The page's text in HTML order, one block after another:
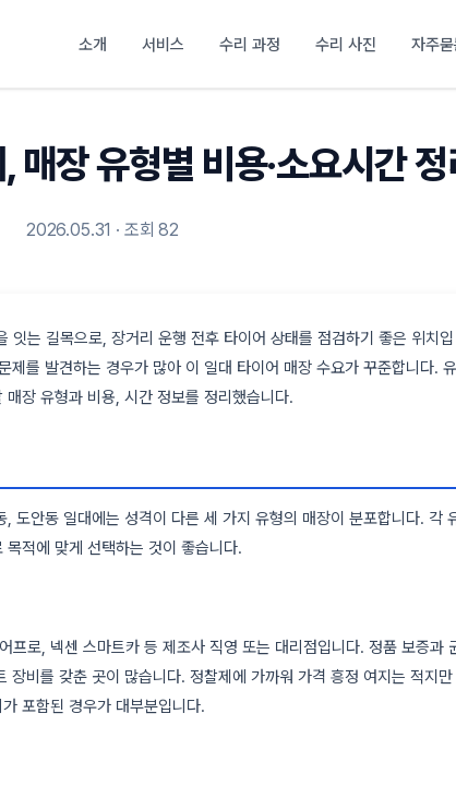
소개 서비스 수리 과정 수리 사진 자주
장 유형별 비용·소요시간 정
2026.05.31 · 조회 82
잇는 길목으로, 장거리 운행 전후 타이어 상태를 점검하기 좋은 위치입
제를 발견하는 경우가 많아 이 일대 타이어 매장 수요가 꾸준합니다. 유
장 유형과 비용, 시간 정보를 정리했습니다.
도안동 일대에는 성격이 다른 세 가지 유형의 매장이 분포합니다. 각
적에 맞게 선택하는 것이 좋습니다.
프로, 넥센 스마트카 등 제조사 직영 또는 대리점입니다. 정품 보증과
장비를 갖춘 곳이 많습니다. 정찰제에 가까워 가격 흥정 여지는 적지만
포함된 경우가 대부분입니다.